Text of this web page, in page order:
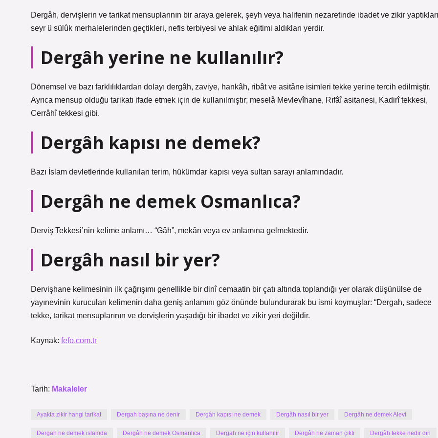
Dergâh, dervişlerin ve tarikat mensuplarının bir araya gelerek, şeyh veya halifenin nezaretinde ibadet ve zikir
seyr ü sülûk merhalelerinden geçtikleri, nefis terbiyesi ve ahlak eğitimi aldıkları yerdir.
Dergâh yerine ne kullanılır?
Dönemsel ve bazı farklılıklardan dolayı dergâh, zaviye, hankâh, ribât ve asitâne isimleri tekke yerine tercih edilmiştir.
Ayrıca mensup olduğu tarikatı ifade etmek için de kullanılmıştır; meselâ Mevlevîhane, Rıfâî asitanesi, Kadirî tekkesi,
Cerrâhî tekkesi gibi.
Dergâh kapısı ne demek?
Bazı İslam devletlerinde kullanılan terim, hükümdar kapısı veya sultan sarayı anlamındadır.
Dergâh ne demek Osmanlıca?
Derviş Tekkesi’nin kelime anlamı… “Gâh”, mekân veya ev anlamına gelmektedir.
Dergâh nasıl bir yer?
Dervişhane kelimesinin ilk çağrışımı genellikle bir dinî cemaatin bir çatı altında toplandığı yer olarak düşünülse de
yayınevinin kurucuları kelimenin daha geniş anlamını göz önünde bulundurarak bu ismi koymuşlar: “Dergah, sadece
tekke, tarikat mensuplarının ve dervişlerin yaşadığı bir ibadet ve zikir yeri değildir.
Kaynak: fefo.com.tr
Tarih: Makaleler
Ayakta zikir hangi tarikat Dergah başına ne denir Dergâh kapısı ne demek Dergâh nasıl bir yer Dergâh ne demek Alevi
Dergah ne demek islamda Dergâh ne demek Osmanlıca Dergah ne için kullanılır Dergâh ne zaman çıktı Dergâh tekke nedir din